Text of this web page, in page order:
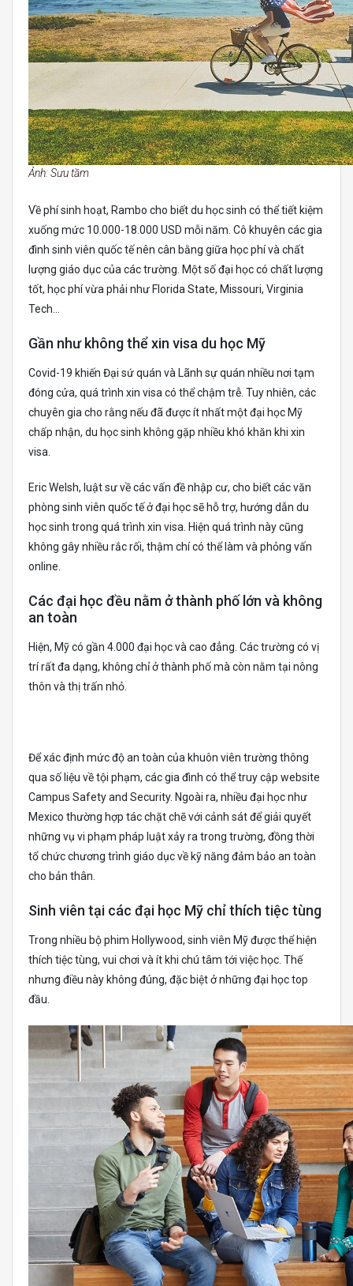
Ảnh: Sưu tầm
Về phí sinh hoạt, Rambo cho biết du học sinh có thể tiết kiệm
xuống mức 10.000-18.000 USD mỗi năm. Cô khuyên các gia
đình sinh viên quốc tế nên cân bằng giữa học phí và chất
lượng giáo dục của các trường. Một số đại học có chất lượng
tốt, học phí vừa phải như Florida State, Missouri, Virginia
Tech…
Gần như không thể xin visa du học Mỹ
Covid-19 khiến Đại sứ quán và Lãnh sự quán nhiều nơi tạm
đóng cửa, quá trình xin visa có thể chậm trễ. Tuy nhiên, các
chuyên gia cho rằng nếu đã được ít nhất một đại học Mỹ
chấp nhận, du học sinh không gặp nhiều khó khăn khi xin
visa.
Eric Welsh, luật sư về các vấn đề nhập cư, cho biết các văn
phòng sinh viên quốc tế ở đại học sẽ hỗ trợ, hướng dẫn du
học sinh trong quá trình xin visa. Hiện quá trình này cũng
không gây nhiều rắc rối, thậm chí có thể làm và phỏng vấn
online.
Các đại học đều nằm ở thành phố lớn và không
an toàn
Hiện, Mỹ có gần 4.000 đại học và cao đẳng. Các trường có vị
trí rất đa dạng, không chỉ ở thành phố mà còn nằm tại nông
thôn và thị trấn nhỏ.
Để xác định mức độ an toàn của khuôn viên trường thông
qua số liệu về tội phạm, các gia đình có thể truy cập website
Campus Safety and Security. Ngoài ra, nhiều đại học như
Mexico thường hợp tác chặt chẽ với cảnh sát để giải quyết
những vụ vi phạm pháp luật xảy ra trong trường, đồng thời
tổ chức chương trình giáo dục về kỹ năng đảm bảo an toàn
cho bản thân.
Sinh viên tại các đại học Mỹ chỉ thích tiệc tùng
Trong nhiều bộ phim Hollywood, sinh viên Mỹ được thể hiện
thích tiệc tùng, vui chơi và ít khi chú tâm tới việc học. Thế
nhưng điều này không đúng, đặc biệt ở những đại học top
đầu.